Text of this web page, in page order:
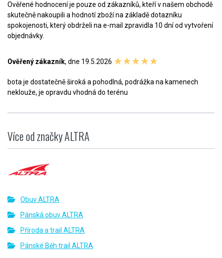
Ověřené hodnocení je pouze od zákazníků, kteří v našem obchodě
skutečně nakoupili a hodnotí zboží na základě dotazníku
spokojenosti, který obdrželi na e-mail zpravidla 10 dní od vytvoření
objednávky.
Ověřený zákazník, dne 19.5.2026
bota je dostatečně široká a pohodlná, podrážka na kamenech
neklouže, je opravdu vhodná do terénu
Více od značky ALTRA
Obuv ALTRA
Pánská obuv ALTRA
Příroda a trail ALTRA
Pánské Běh trail ALTRA